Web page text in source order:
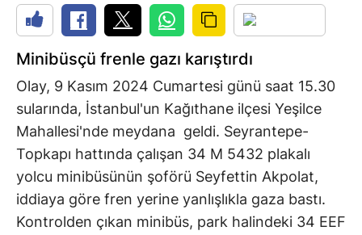
Minibüsçü frenle gazı karıştırdı
Olay, 9 Kasım 2024 Cumartesi günü saat 15.30
sularında, İstanbul'un Kağıthane ilçesi Yeşilce
Mahallesi'nde meydana geldi. Seyrantepe-
Topkapı hattında çalışan 34 M 5432 plakalı
yolcu minibüsünün şoförü Seyfettin Akpolat,
iddiaya göre fren yerine yanlışlıkla gaza bastı.
Kontrolden çıkan minibüs, park halindeki 34 EEF